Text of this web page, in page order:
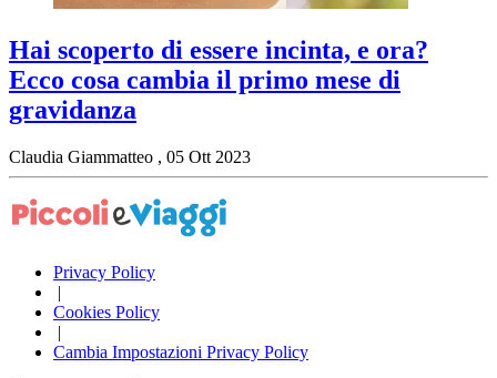
Hai scoperto di essere incinta, e ora?
Ecco cosa cambia il primo mese di
gravidanza
Claudia Giammatteo , 05 Ott 2023
Privacy Policy
|
Cookies Policy
|
Cambia Impostazioni Privacy Policy